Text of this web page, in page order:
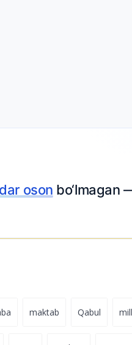
—
maktab Qabul